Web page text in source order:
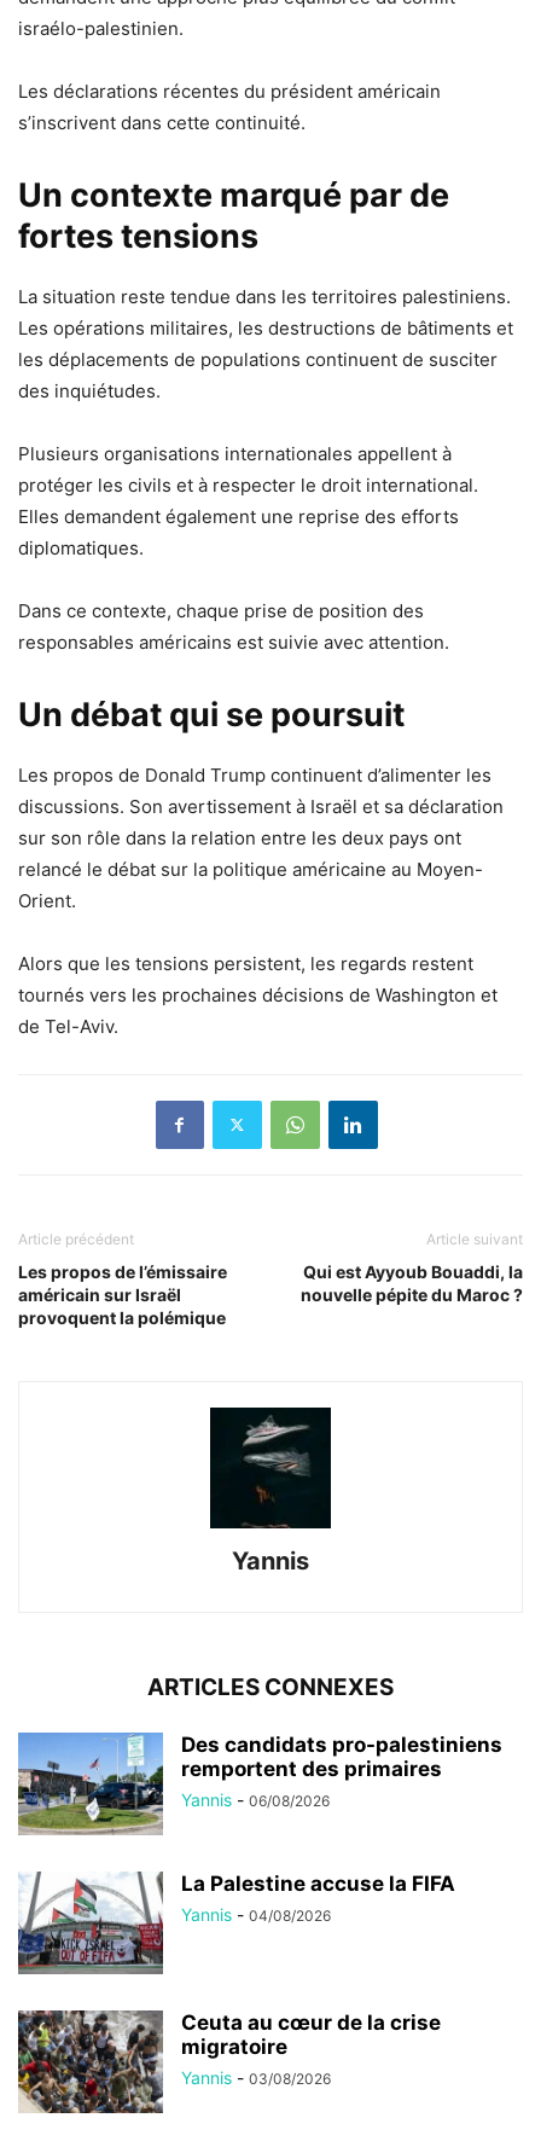
israélo-palestinien.
Les déclarations récentes du président américain
s’inscrivent dans cette continuité.
Un contexte marqué par de
fortes tensions
La situation reste tendue dans les territoires palestiniens.
Les opérations militaires, les destructions de bâtiments et
les déplacements de populations continuent de susciter
des inquiétudes.
Plusieurs organisations internationales appellent à
protéger les civils et à respecter le droit international.
Elles demandent également une reprise des efforts
diplomatiques.
Dans ce contexte, chaque prise de position des
responsables américains est suivie avec attention.
Un débat qui se poursuit
Les propos de Donald Trump continuent d’alimenter les
discussions. Son avertissement à Israël et sa déclaration
sur son rôle dans la relation entre les deux pays ont
relancé le débat sur la politique américaine au Moyen-
Orient.
Alors que les tensions persistent, les regards restent
tournés vers les prochaines décisions de Washington et
de Tel-Aviv.
Article précédent
Les propos de l’émissaire
américain sur Israël
provoquent la polémique
Article suivant
Qui est Ayyoub Bouaddi, la
nouvelle pépite du Maroc ?
Yannis
ARTICLES CONNEXES
Des candidats pro-palestiniens
remportent des primaires
Yannis - 06/08/2026
La Palestine accuse la FIFA
Yannis - 04/08/2026
Ceuta au cœur de la crise
migratoire
Yannis - 03/08/2026